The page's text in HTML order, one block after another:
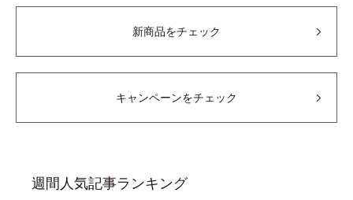
新商品をチェック
キャンペーンをチェック
週間人気記事ランキング